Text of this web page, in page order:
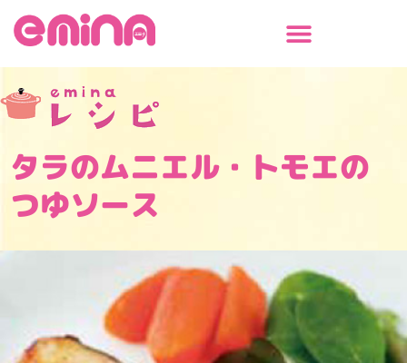
キ
ッ
タラのムニエル・トモエの
つゆソース